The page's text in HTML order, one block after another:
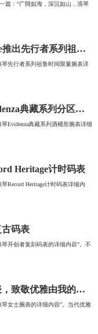
篇：“广阔如海，深沉如山，浪琴
浪琴表携手Hodinkee推出先行者系列祖鲁时间限量腕表
先行者系列祖鲁时间限量腕表详
浪琴表推出全新Evidenza典藏系列分区式表盘腕表
典藏系列酒桶形腕表详细
Heritage计时码表
Heritage计时码表详细内
码表
开创者复刻码表的详细内容”。不
浪琴表甄选女士腕表，致敬优雅由我的时光态度
女士腕表的详细内容”。当代优雅